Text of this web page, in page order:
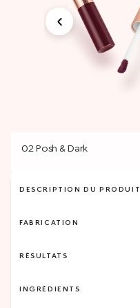
02 Posh & Dark
DESCRIPTION DU PRODUIT
FABRICATION
RÉSULTATS
INGRÉDIENTS